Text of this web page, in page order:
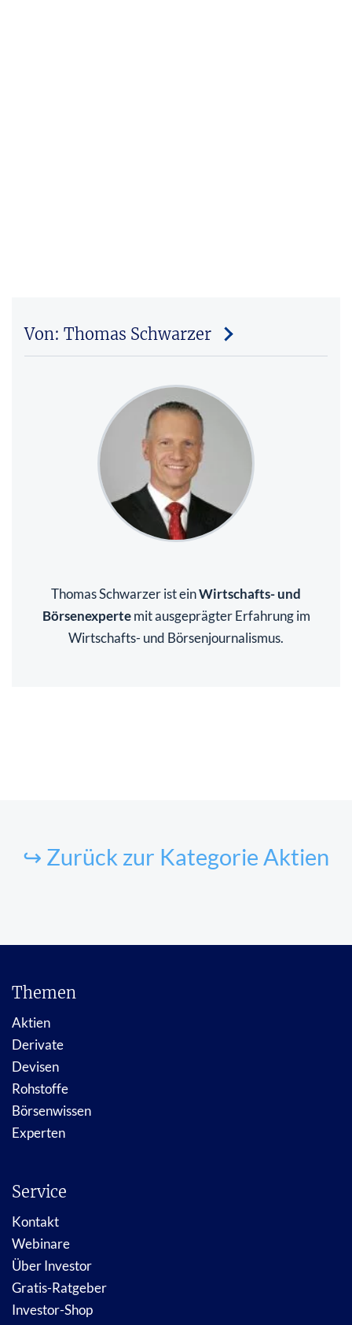
Von: Thomas Schwarzer
Thomas Schwarzer ist einWirtschafts- und
Börsenexpertemit ausgeprägter Erfahrung im
Wirtschafts- und Börsenjournalismus.
↪ Zurück zur Kategorie Aktien
Themen
Aktien
Derivate
Devisen
Rohstoffe
Börsenwissen
Experten
Service
Kontakt
Webinare
Über Investor
Gratis-Ratgeber
Investor-Shop